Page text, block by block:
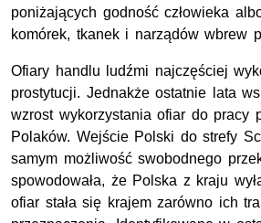
poniżających godność człowieka
komórek, tkanek i narządów wbrew
Ofiary handlu ludźmi najczęściej
prostytucji. Jednakże ostatnie lata
wzrost wykorzystania ofiar do pracy
Polaków. Wejście Polski do strefy
samym możliwość swobodnego
spowodowała, że Polska z kraju
ofiar stała się krajem zarówno ich